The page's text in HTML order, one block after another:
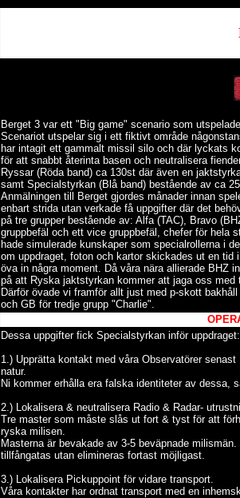
Berget 3 var ett "Big game" scenario som
Scenariot utspelar sig i ett fiktivt område
har intagit ett gammalt missil silo och där lyckats
för att snabbt återinta basen och neutralisera
Ryssar (Röda band) ca 130st där även en
samt Specialstyrkan (Blå band) bestående av ca
Anmälningen till Berget gjordes månader innan
enbart strida utan verkade få uppgifter där det
på tre grupper bestående av: Alfa (TAC), Bravo
gruppbefäl och ett vice gruppbefäl, chefer för hela
hade simulerade kunskaper som specialrollerna i
om uppdraget, foton och kartor skickades ut en tid
öva in några moment. Då våra nära allierade BHZ
på att Ryska jaktstyrkan kommer att jaga oss
Därför övade vi framför allt just med p-skott
och GB för tredje grupp "Charlie".
Dessa uppgifter fick Specialstyrkan inför uppdraget:
1.) Upprätta kontakt med våra Observatörer
natur.
Ni kommer erhålla era falska identiteter av dessa,
2.) Lokalisera & neutralisera Radio & Radar-
Tre master som måste slås ut fort & tyst för att
ryska milisen.
Masterna är bevakade av 3-5 beväpnade
tillfångatas utan elimineras fortast möjligast.
3.) Lokalisera Pickuppoint för vidare transport.
Våra kontakter har ordnat transport med en